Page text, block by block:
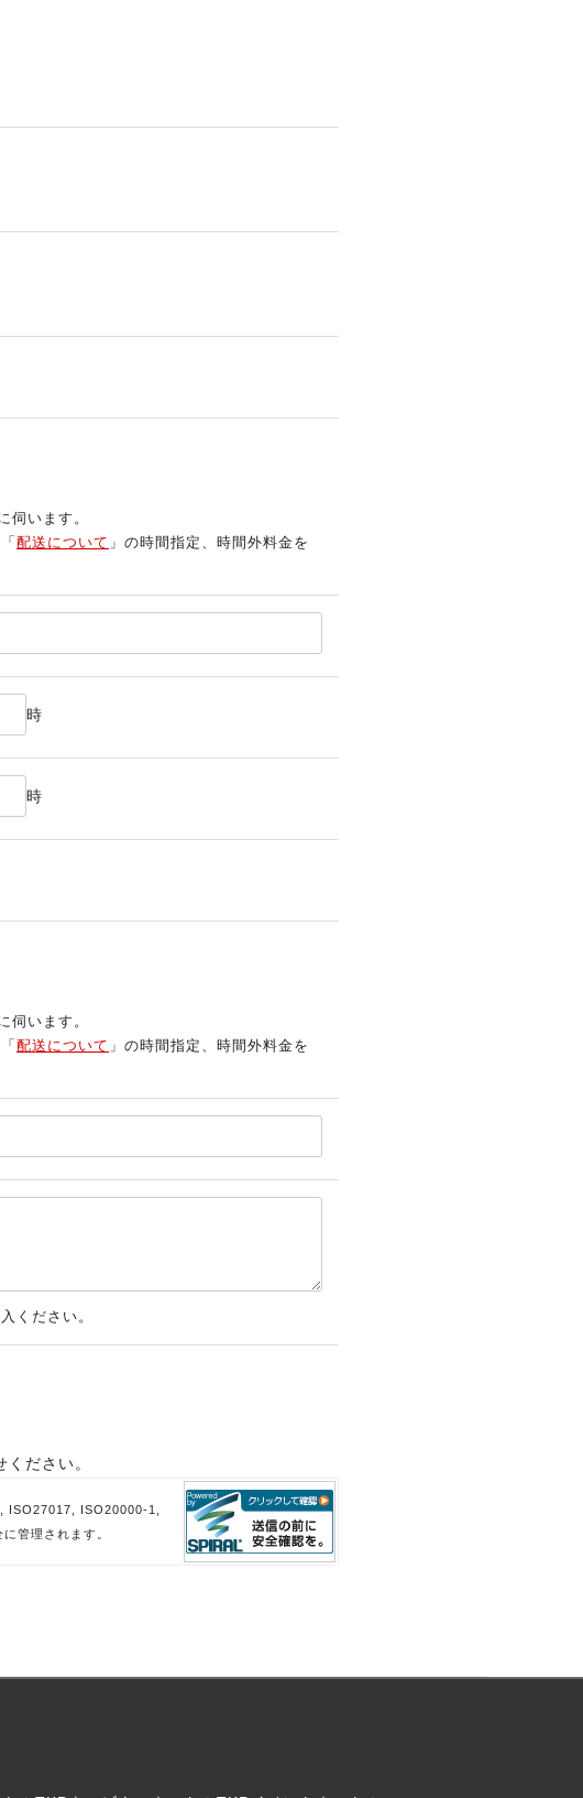
います。
配送について 」の時間指定、時間外料金を
時
時
います。
配送について 」の時間指定、時間外料金を
ください。
ださい。
ISO27017, ISO20000-1,
に管理されます。